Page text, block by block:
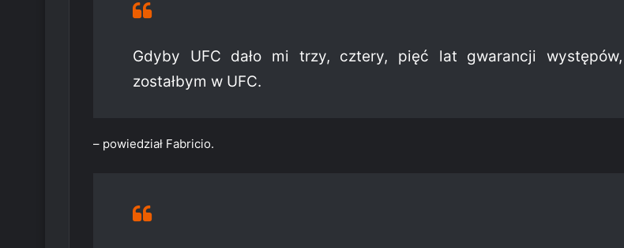
Gdyby UFC dało mi trzy, cztery, pięć lat gwarancji występów,
zostałbym w UFC.
– powiedział Fabricio.